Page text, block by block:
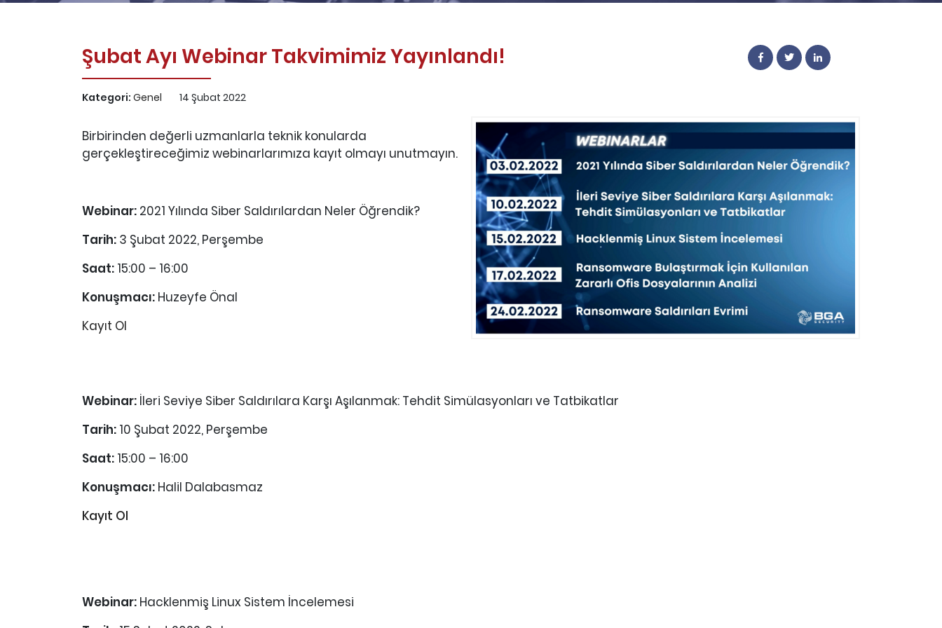
Şubat Ayı Webinar Takvimimiz Yayınlandı!
Kategori: Genel 14 Şubat 2022
Birbirinden değerli uzmanlarla teknik konularda
gerçekleştireceğimiz webinarlarımıza kayıt olmayı unutmayın.
Webinar: 2021 Yılında Siber Saldırılardan Neler Öğrendik?
Tarih: 3 Şubat 2022, Perşembe
Saat: 15:00 – 16:00
Konuşmacı: Huzeyfe Önal
Kayıt Ol
Webinar: İleri Seviye Siber Saldırılara Karşı Aşılanmak: Tehdit Simülasyonları ve Tatbikatlar
Tarih: 10 Şubat 2022, Perşembe
Saat: 15:00 – 16:00
Konuşmacı: Halil Dalabasmaz
Kayıt Ol
Webinar: Hacklenmiş Linux Sistem İncelemesi